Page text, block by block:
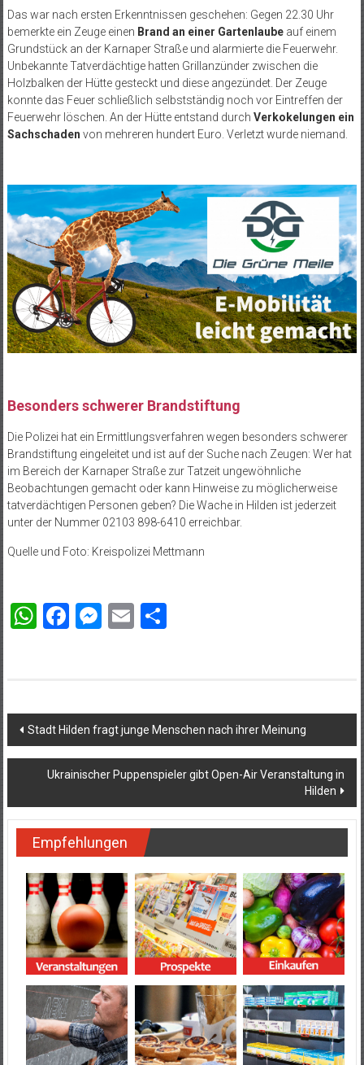
Das war nach ersten Erkenntnissen geschehen: Gegen 22.30 Uhr
bemerkte ein Zeuge einen Brand an einer Gartenlaubeauf einem
Grundstück an der Karnaper Straße und alarmierte die Feuerwehr.
Unbekannte Tatverdächtige hatten Grillanzünder zwischen die
Holzbalken der Hütte gesteckt und diese angezündet. Der Zeuge
konnte das Feuer schließlich selbstständig noch vor Eintreffen der
Feuerwehr löschen. An der Hütte entstand durch Verkokelungen ein
Sachschaden von mehreren hundert Euro. Verletzt wurde niemand.
Besonders schwerer Brandstiftung
Die Polizei hat ein Ermittlungsverfahren wegen besonders schwerer
Brandstiftung eingeleitet und ist auf der Suche nach Zeugen: Wer hat
im Bereich der Karnaper Straße zur Tatzeit ungewöhnliche
Beobachtungen gemacht oder kann Hinweise zu möglicherweise
tatverdächtigen Personen geben? Die Wache in Hilden ist jederzeit
unter der Nummer 02103 898-6410 erreichbar.
Quelle und Foto: Kreispolizei Mettmann
WhatsApp
Facebook
Messenger
Email
Beitragsnavigation
Stadt Hilden fragt junge Menschen nach ihrer Meinung
Ukrainischer Puppenspieler gibt Open-Air Veranstaltung in
Hilden
Empfehlungen